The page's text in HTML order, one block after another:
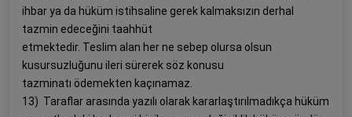
ihbar ya da hüküm istihsaline gerek kalmaksızın derhal
tazmin edeceğini taahhüt
etmektedir. Teslim alan her ne sebep olursa olsun
kusursuzluğunu ileri sürerek söz konusu
tazminatı ödemekten kaçınamaz.
13) Taraflar arasında yazılı olarak kararlaştırılmadıkça hüküm